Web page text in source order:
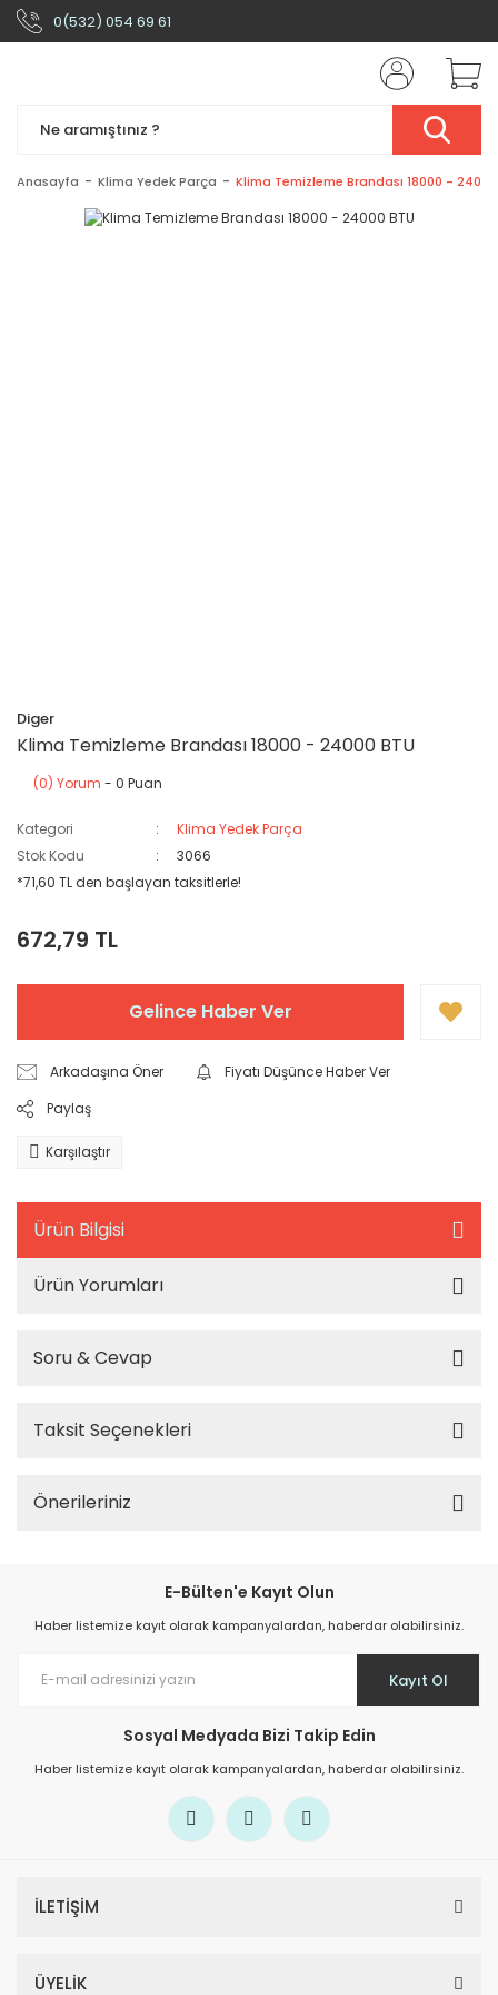
0(532) 054 69 61
Anasayfa Klima Yedek Parça Klima Temizleme Brandası 18000 - 24000
Diger
Klima Temizleme Brandası 18000 - 24000 BTU
(0) Yorum - 0 Puan
Kategori
Klima Yedek Parça
Stok Kodu
3066
*71,60 TL den başlayan taksitlerle!
672,79 TL
Gelince Haber Ver
Arkadaşına Öner
Fiyatı Düşünce Haber Ver
Paylaş
Karşılaştır
Ürün Bilgisi
Ürün Yorumları
Soru & Cevap
Taksit Seçenekleri
Önerileriniz
E-Bülten'e Kayıt Olun
Haber listemize kayıt olarak kampanyalardan, haberdar olabilirsiniz.
Kayıt Ol
Sosyal Medyada Bizi Takip Edin
Haber listemize kayıt olarak kampanyalardan, haberdar olabilirsiniz.
İLETİŞİM
ÜYELİK